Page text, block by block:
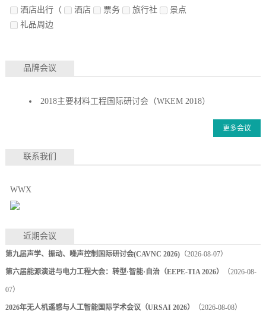
酒店出行（ 酒店 票务 旅行社
景点
礼品周边
品牌会议
2018主要材料工程国际研讨会（WKEM 2018）
更多会议
联系我们
WWX
近期会议
第九届声学、振动、噪声控制国际研讨会(CAVNC 2026)（2026-08-07）
第六届能源演进与电力工程大会：转型·智能·自治（EEPE-TIA 2026） （2026-08-
07）
2026年无人机遥感与人工智能国际学术会议（URSAI 2026） （2026-08-08）